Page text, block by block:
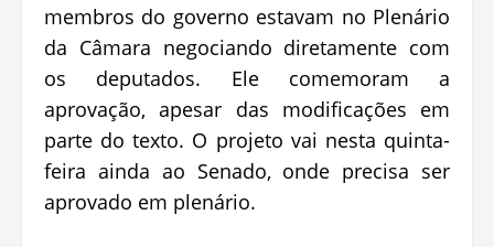
membros do governo estavam no Plenário
da Câmara negociando diretamente com
os deputados. Ele comemoram a
aprovação, apesar das modificações em
parte do texto. O projeto vai nesta quinta-
feira ainda ao Senado, onde precisa ser
aprovado em plenário.